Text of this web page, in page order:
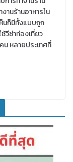
านร้านอาหารใน
นก็มีทั้งแบบถูก
วีซ่าท่องเที่ยว
น หลายประเทศที่